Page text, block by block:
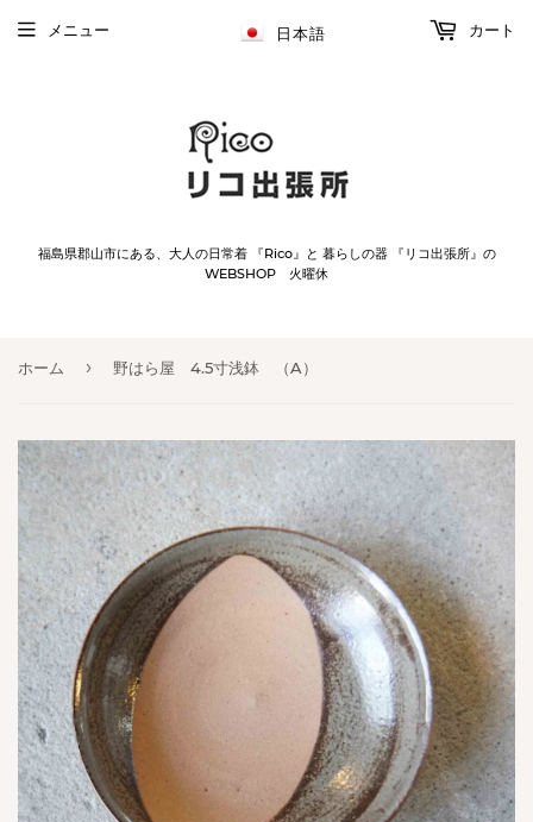
福島県郡山市にある、大人の日常着 『Rico』と 暮らしの器 『リコ出張所』の
WEBSHOP 火曜休
日本語
メニュー カート
ホーム › 野はら屋 4.5寸浅鉢 （A）